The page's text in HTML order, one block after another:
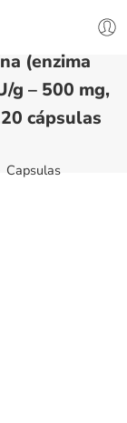
(enzima
g – 500 mg,
cápsulas
Capsulas